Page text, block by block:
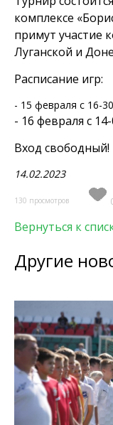
комплексе
примут участие
Луганской и
Расписание игр:
- 15 февраля с 16-
- 16 февраля с
Вход свободный!
14.02.2023
130 просмотров
Вернуться к
Другие